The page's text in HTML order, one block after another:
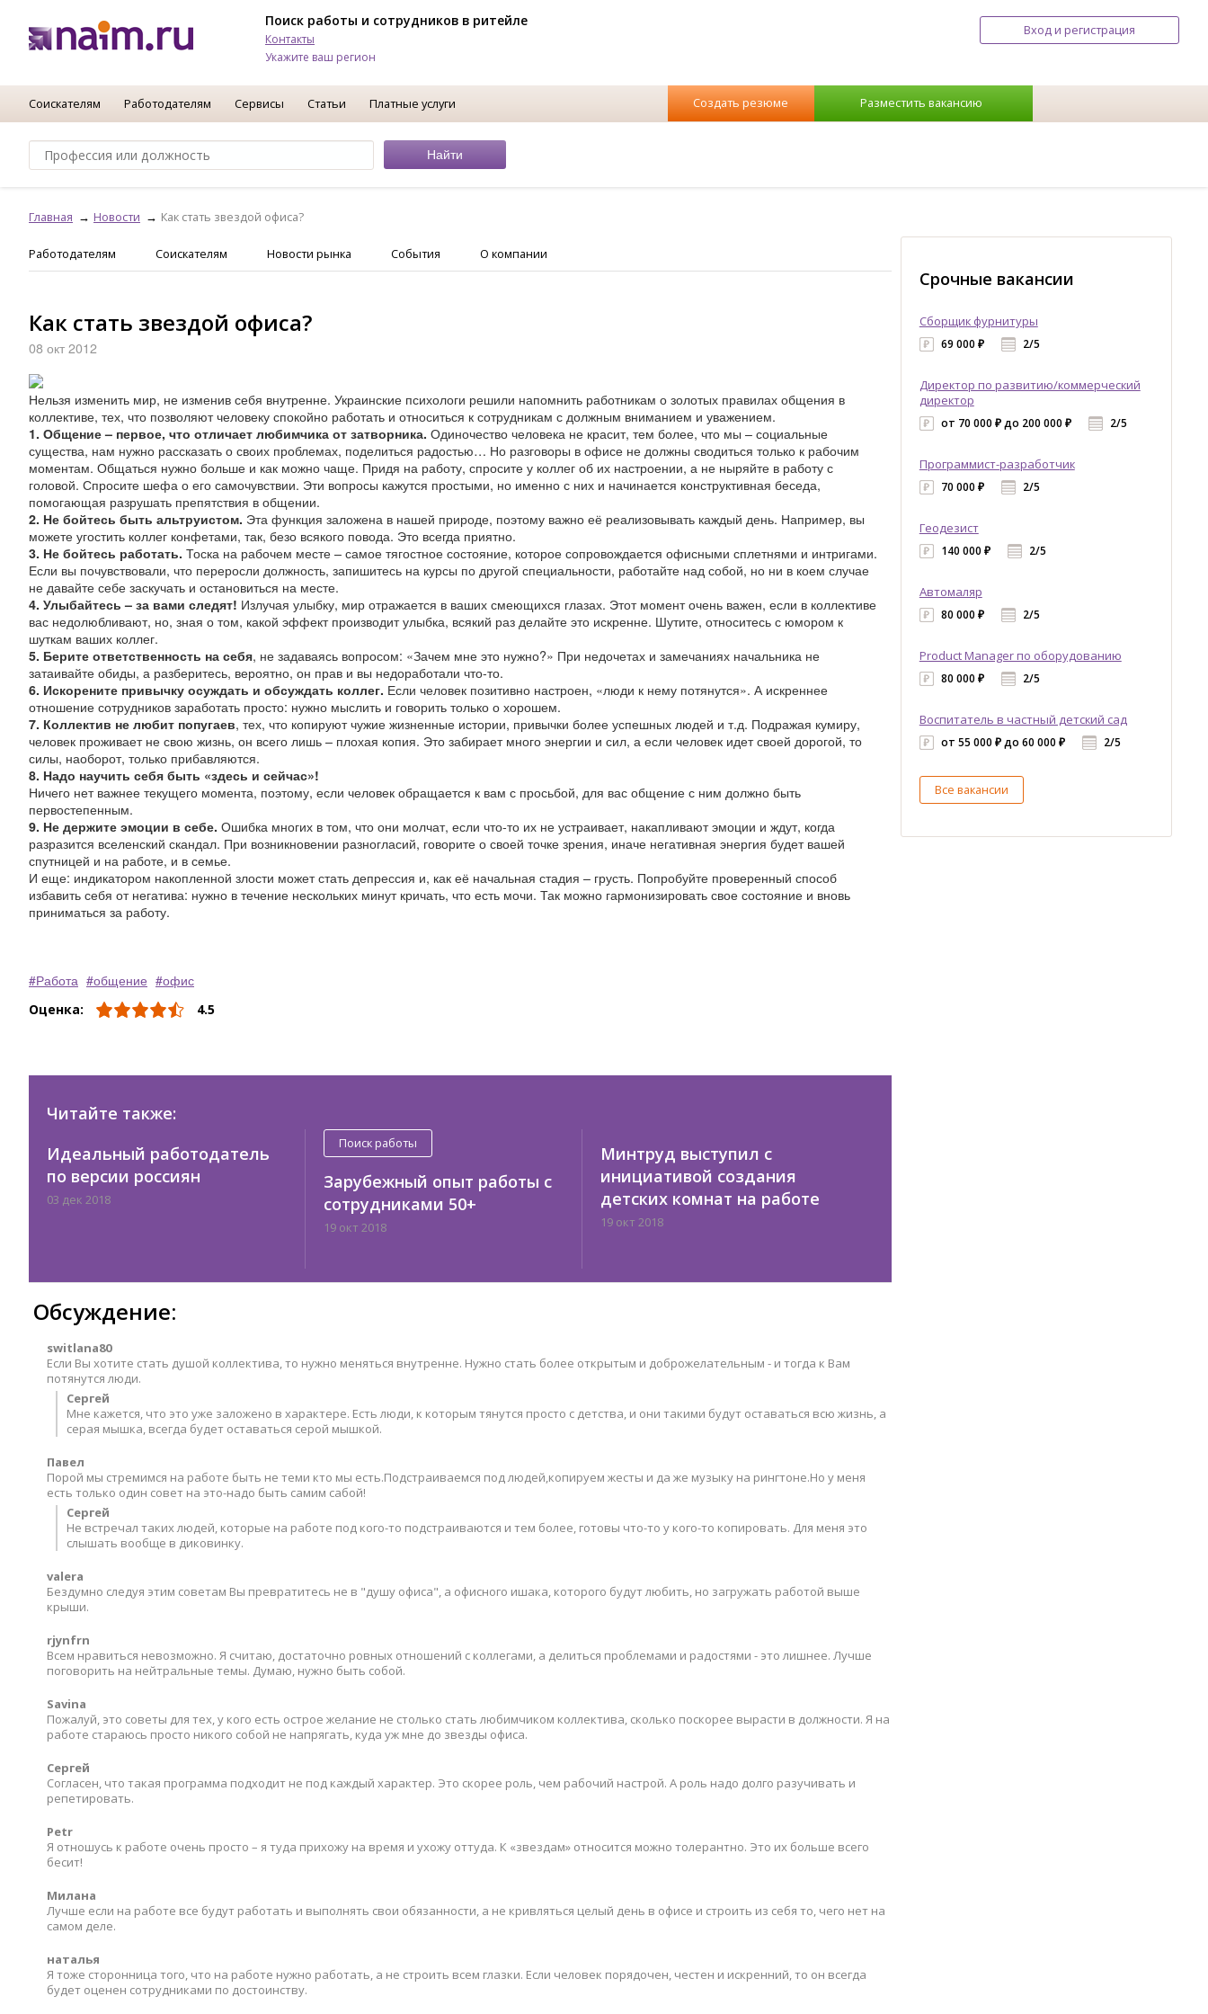
Поиск работы и сотрудников в ритейле
Контакты
Укажите ваш регион
Вход и регистрация
Соискателям Работодателям Сервисы Статьи Платные услуги Создать резюме Разместить вакансию
Главная Новости Как стать звездой офиса?
Работодателям Соискателям Новости рынка События О компании
Как стать звездой офиса?
08 окт 2012
Нельзя изменить мир, не изменив себя внутренне. Украинские психологи решили напомнить работникам о золотых правилах общения в
коллективе, тех, что позволяют человеку спокойно работать и относиться к сотрудникам с должным вниманием и уважением.
1. Общение – первое, что отличает любимчика от затворника. Одиночество человека не красит, тем более, что мы – социальные
существа, нам нужно рассказать о своих проблемах, поделиться радостью… Но разговоры в офисе не должны сводиться только к рабочим
моментам. Общаться нужно больше и как можно чаще. Придя на работу, спросите у коллег об их настроении, а не ныряйте в работу с
головой. Спросите шефа о его самочувствии. Эти вопросы кажутся простыми, но именно с них и начинается конструктивная беседа,
помогающая разрушать препятствия в общении.
2. Не бойтесь быть альтруистом. Эта функция заложена в нашей природе, поэтому важно её реализовывать каждый день. Например, вы
можете угостить коллег конфетами, так, безо всякого повода. Это всегда приятно.
3. Не бойтесь работать. Тоска на рабочем месте – самое тягостное состояние, которое сопровождается офисными сплетнями и интригами.
Если вы почувствовали, что переросли должность, запишитесь на курсы по другой специальности, работайте над собой, но ни в коем случае
не давайте себе заскучать и остановиться на месте.
4. Улыбайтесь – за вами следят! Излучая улыбку, мир отражается в ваших смеющихся глазах. Этот момент очень важен, если в коллективе
вас недолюбливают, но, зная о том, какой эффект производит улыбка, всякий раз делайте это искренне. Шутите, относитесь с юмором к
шуткам ваших коллег.
5. Берите ответственность на себя, не задаваясь вопросом: «Зачем мне это нужно?» При недочетах и замечаниях начальника не
затаивайте обиды, а разберитесь, вероятно, он прав и вы недоработали что-то.
6. Искорените привычку осуждать и обсуждать коллег. Если человек позитивно настроен, «люди к нему потянутся». А искреннее
отношение сотрудников заработать просто: нужно мыслить и говорить только о хорошем.
7. Коллектив не любит попугаев, тех, что копируют чужие жизненные истории, привычки более успешных людей и т.д. Подражая кумиру,
человек проживает не свою жизнь, он всего лишь – плохая копия. Это забирает много энергии и сил, а если человек идет своей дорогой, то
силы, наоборот, только прибавляются.
8. Надо научить себя быть «здесь и сейчас»!
Ничего нет важнее текущего момента, поэтому, если человек обращается к вам с просьбой, для вас общение с ним должно быть
первостепенным.
9. Не держите эмоции в себе. Ошибка многих в том, что они молчат, если что-то их не устраивает, накапливают эмоции и ждут, когда
разразится вселенский скандал. При возникновении разногласий, говорите о своей точке зрения, иначе негативная энергия будет вашей
спутницей и на работе, и в семье.
И еще: индикатором накопленной злости может стать депрессия и, как её начальная стадия – грусть. Попробуйте проверенный способ
избавить себя от негатива: нужно в течение нескольких минут кричать, что есть мочи. Так можно гармонизировать свое состояние и вновь
приниматься за работу.
Работа общение офис
Оценка: 4.5
Читайте также:
Идеальный работодатель
по версии россиян
03 дек 2018
Поиск работы
Зарубежный опыт работы с
сотрудниками 50+
19 окт 2018
Минтруд выступил с
инициативой создания
детских комнат на работе
19 окт 2018
Обсуждение:
switlana80
Если Вы хотите стать душой коллектива, то нужно меняться внутренне. Нужно стать более открытым и доброжелательным - и тогда к Вам
потянутся люди.
Сергей
Мне кажется, что это уже заложено в характере. Есть люди, к которым тянутся просто с детства, и они такими будут оставаться всю жизнь, а
серая мышка, всегда будет оставаться серой мышкой.
Павел
Порой мы стремимся на работе быть не теми кто мы есть.Подстраиваемся под людей,копируем жесты и да же музыку на рингтоне.Но у меня
есть только один совет на это-надо быть самим сабой!
Сергей
Не встречал таких людей, которые на работе под кого-то подстраиваются и тем более, готовы что-то у кого-то копировать. Для меня это
слышать вообще в диковинку.
valera
Бездумно следуя этим советам Вы превратитесь не в "душу офиса", а офисного ишака, которого будут любить, но загружать работой выше
крыши.
rjynfrn
Всем нравиться невозможно. Я считаю, достаточно ровных отношений с коллегами, а делиться проблемами и радостями - это лишнее. Лучше
поговорить на нейтральные темы. Думаю, нужно быть собой.
Savina
Пожалуй, это советы для тех, у кого есть острое желание не столько стать любимчиком коллектива, сколько поскорее вырасти в должности. Я на
работе стараюсь просто никого собой не напрягать, куда уж мне до звезды офиса.
Сергей
Согласен, что такая программа подходит не под каждый характер. Это скорее роль, чем рабочий настрой. А роль надо долго разучивать и
репетировать.
Petr
Я отношусь к работе очень просто – я туда прихожу на время и ухожу оттуда. К «звездам» относится можно толерантно. Это их больше всего
бесит!
Милана
Лучше если на работе все будут работать и выполнять свои обязанности, а не кривляться целый день в офисе и строить из себя то, чего нет на
самом деле.
наталья
Я тоже сторонница того, что на работе нужно работать, а не строить всем глазки. Если человек порядочен, честен и искренний, то он всегда
будет оценен сотрудниками по достоинству.
Срочные вакансии
Сборщик фурнитуры
69 000 ₽ 2/5
Директор по развитию/коммерческий
директор
от 70 000 ₽ до 200 000 ₽ 2/5
Программист-разработчик
70 000 ₽ 2/5
Геодезист
140 000 ₽ 2/5
Автомаляр
80 000 ₽ 2/5
Product Manager по оборудованию
80 000 ₽ 2/5
Воспитатель в частный детский сад
от 55 000 ₽ до 60 000 ₽ 2/5
Все вакансии